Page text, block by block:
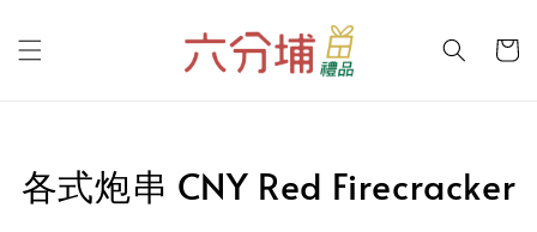
各式炮串 CNY Red Firecracker